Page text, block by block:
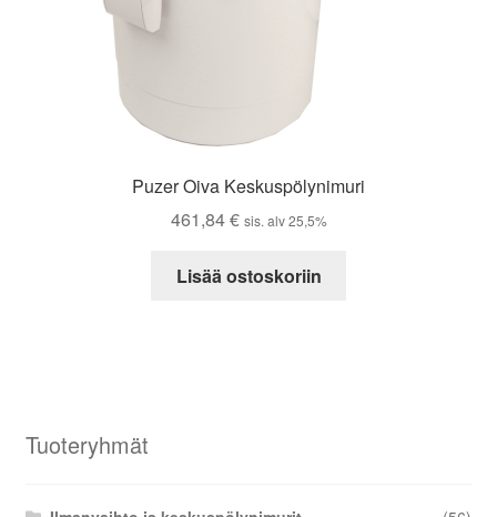
Puzer Oiva Keskuspölynimuri
461,84€ sis. alv 25,5%
Lisää ostoskoriin
Tuoteryhmät